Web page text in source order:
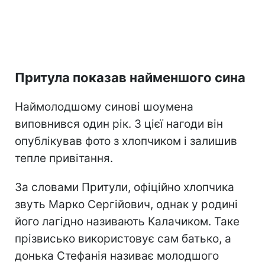
Притула показав найменшого сина
Наймолодшому синові шоумена
виповнився один рік. З цієї нагоди він
опублікував фото з хлопчиком і залишив
тепле привітання.
За словами Притули, офіційно хлопчика
звуть Марко Сергійович, однак у родині
його лагідно називають Калачиком. Таке
прізвисько використовує сам батько, а
донька Стефанія називає молодшого